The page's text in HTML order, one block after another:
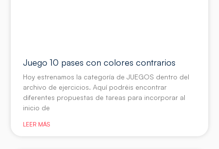
Juego 10 pases con colores contrarios
Hoy estrenamos la categoría de JUEGOS dentro del
archivo de ejercicios. Aquí podréis encontrar
diferentes propuestas de tareas para incorporar al
inicio de
LEER MÁS